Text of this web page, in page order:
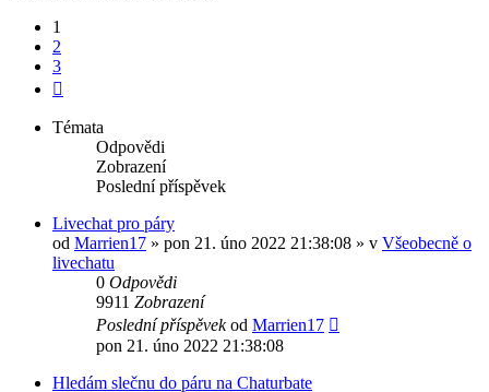
1
2
3
Témata
Odpovědi
Zobrazení
Poslední příspěvek
Livechat pro páry
od Marrien17 » pon 21. úno 2022 21:38:08 » v Všeobecně o
livechatu
0 Odpovědi
9911 Zobrazení
Poslední příspěvekod Marrien17
pon 21. úno 2022 21:38:08
Hledám slečnu do páru na Chaturbate